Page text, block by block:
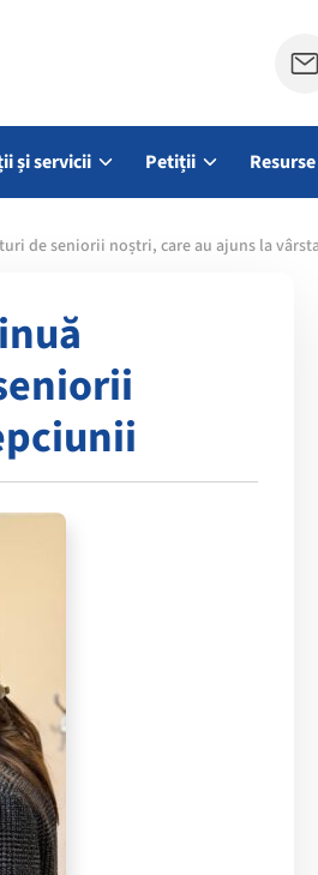
și servicii Petiții
de seniorii noștri, care au ajuns la